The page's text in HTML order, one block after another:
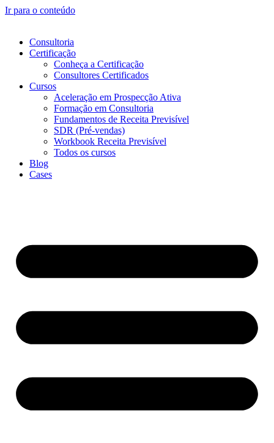
Ir para o conteúdo
Consultoria
Certificação
Conheça a Certificação
Consultores Certificados
Cursos
Aceleração em Prospecção Ativa
Formação em Consultoria
Fundamentos de Receita Previsível
SDR (Pré-vendas)
Workbook Receita Previsível
Todos os cursos
Blog
Cases